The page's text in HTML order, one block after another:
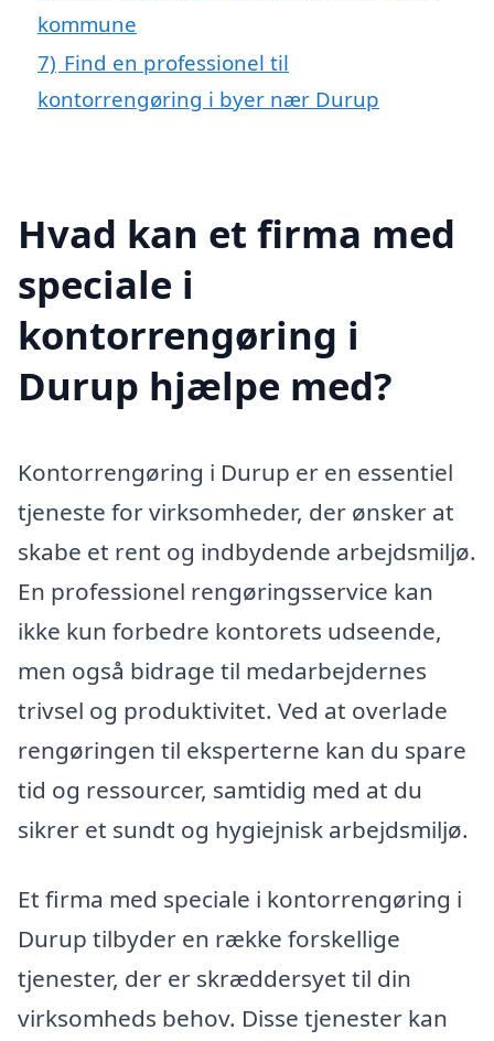
kommune
7) Find en professionel til
kontorrengøring i byer nær Durup
Hvad kan et firma med
speciale i
kontorrengøring i
Durup hjælpe med?
Kontorrengøring i Durup er en essentiel
tjeneste for virksomheder, der ønsker at
skabe et rent og indbydende arbejdsmiljø.
En professionel rengøringsservice kan
ikke kun forbedre kontorets udseende,
men også bidrage til medarbejdernes
trivsel og produktivitet. Ved at overlade
rengøringen til eksperterne kan du spare
tid og ressourcer, samtidig med at du
sikrer et sundt og hygiejnisk arbejdsmiljø.
Et firma med speciale i kontorrengøring i
Durup tilbyder en række forskellige
tjenester, der er skræddersyet til din
virksomheds behov. Disse tjenester kan